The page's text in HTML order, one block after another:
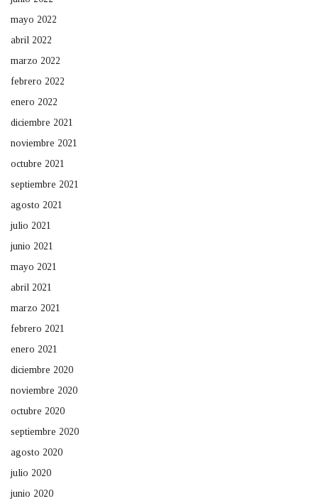
mayo 2022
abril 2022
marzo 2022
febrero 2022
enero 2022
diciembre 2021
noviembre 2021
octubre 2021
septiembre 2021
agosto 2021
julio 2021
junio 2021
mayo 2021
abril 2021
marzo 2021
febrero 2021
enero 2021
diciembre 2020
noviembre 2020
octubre 2020
septiembre 2020
agosto 2020
julio 2020
junio 2020